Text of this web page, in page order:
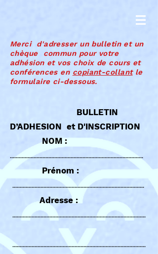
Merci d'adresser un bulletin et un
chèque commun pour votre
adhésion et vos choix de cours et
conférences en copiant-collantle
formulaire ci-dessous.
BULLETIN
D’ADHESION et D'INSCRIPTION
NOM :
..........................................................................................
Prénom :
.........................................................................................
Adresse :
..........................................................................................
..........................................................................................